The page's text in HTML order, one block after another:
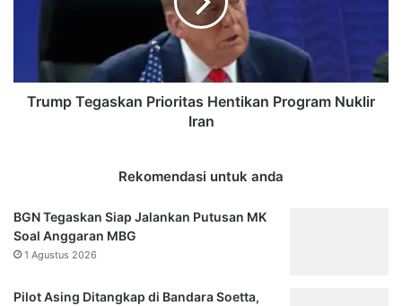
Trump Tegaskan Prioritas Hentikan Program Nuklir
Iran
Rekomendasi untuk anda
BGN Tegaskan Siap Jalankan Putusan MK
Soal Anggaran MBG
1 Agustus 2026
Pilot Asing Ditangkap di Bandara Soetta,